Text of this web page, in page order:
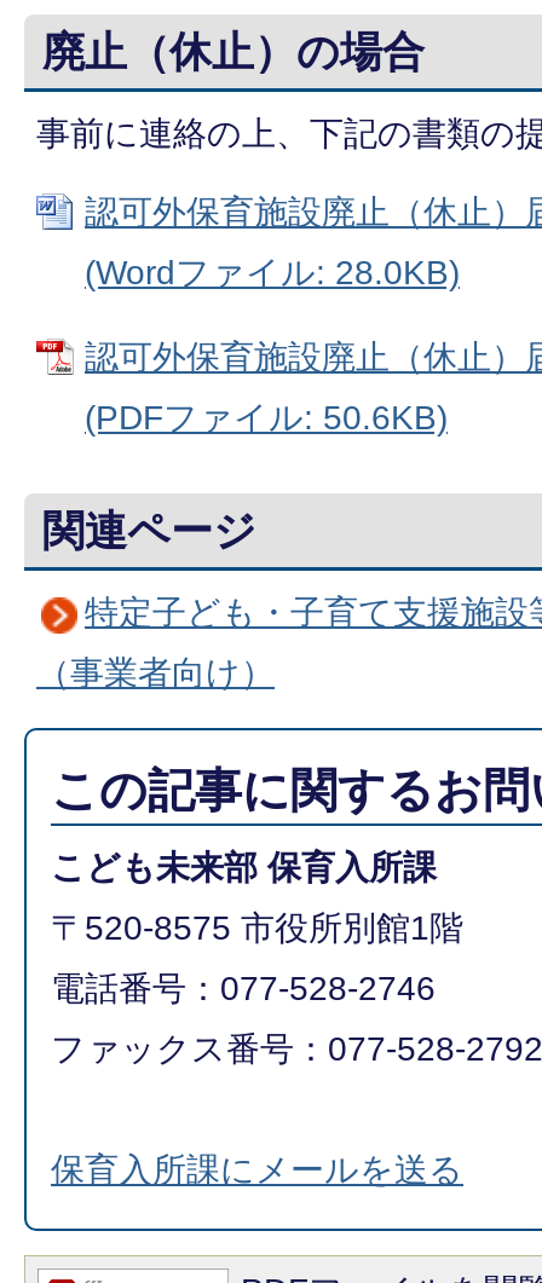
廃止（休止）の場合
事前に連絡の上、下記の書類の
認可外保育施設廃止（休止
(Wordファイル: 28.0KB)
認可外保育施設廃止（休止
(PDFファイル: 50.6KB)
関連ページ
特定子ども・子育て支援施
（事業者向け）
この記事に関するお
こども未来部 保育入所課
〒520-8575 市役所別館1階
電話番号：077-528-2746
ファックス番号：077-528-2792​​​​​​​
保育入所課にメールを送る